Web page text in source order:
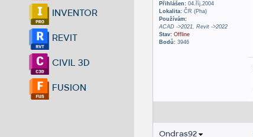
INVENTOR
REVIT
CIVIL 3D
FUSION
Přihlášen:04.říj.2004
Lokalita:ČR (Pha)
Používám:
ACAD ->2021, Revit ->2022
Stav: Offline
Bodů:3946
Ondras92